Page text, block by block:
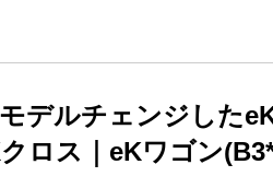
デルチェンジした
ロス｜eKワゴン